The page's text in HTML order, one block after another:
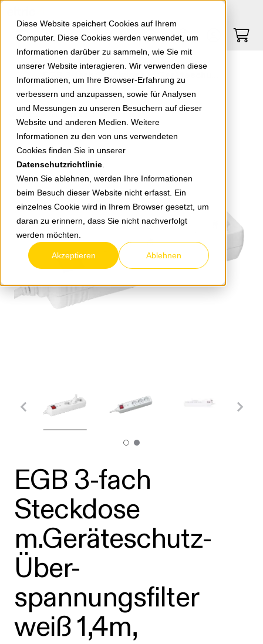
Diese Website speichert Cookies auf Ihrem
Computer. Diese Cookies werden verwendet, um
Informationen darüber zu sammeln, wie Sie mit
unserer Website interagieren. Wir verwenden diese
Informationen, um Ihre Browser-Erfahrung zu
verbessern und anzupassen, sowie für Analysen
und Messungen zu unseren Besuchern auf dieser
Website und anderen Medien. Weitere
Informationen zu den von uns verwendeten
Cookies finden Sie in unserer
Datenschutzrichtlinie
Wenn Sie ablehnen, werden Ihre Informationen
beim Besuch dieser Website nicht erfasst. Ein
einzelnes Cookie wird in Ihrem Browser gesetzt, um
daran zu erinnern, dass Sie nicht nachverfolgt
werden möchten.
Akzeptieren Ablehnen
Springe zu Hauptinhalt Springe zum Footer
0
zurück zur Übersicht
EGB 3-fach
Steckdose
m.Geräteschutz-
Über-
spannungsfilter
weiß 1,4m,